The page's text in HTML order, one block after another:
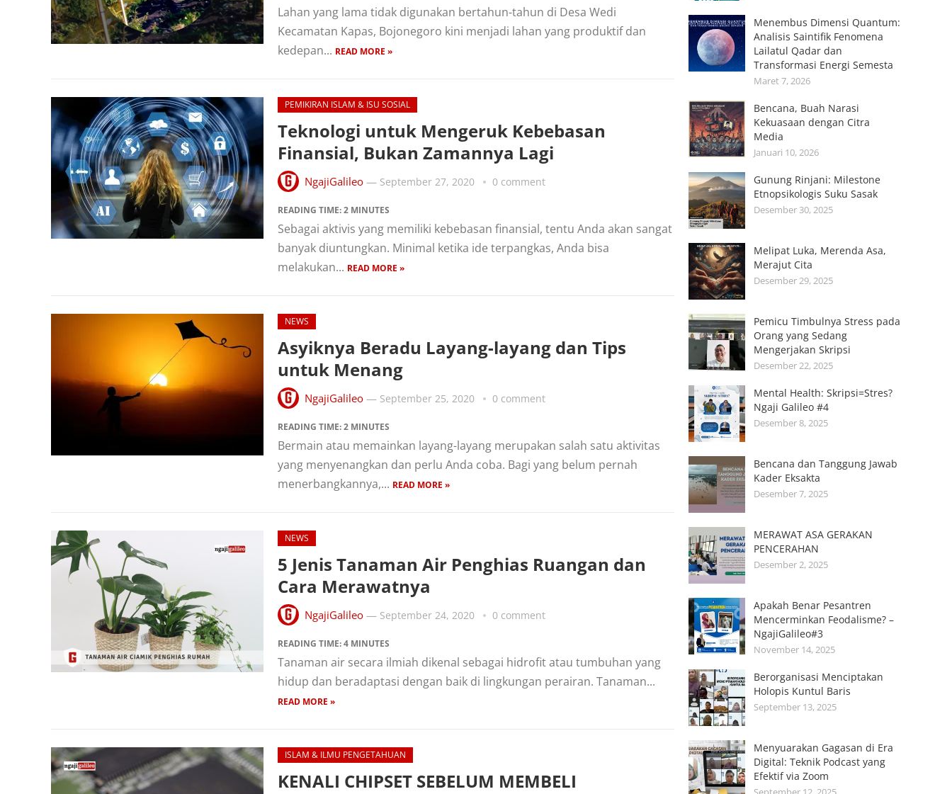
Lahan yang lama tidak digunakan bertahun-tahun di Desa Wedi
Kecamatan Kapas, Bojonegoro kini menjadi lahan yang produktif dan
kedepan... READ MORE »
PEMIKIRAN ISLAM & ISU SOSIAL
Teknologi untuk Mengeruk Kebebasan
Finansial, Bukan Zamannya Lagi
NgajiGalileo— September 27, 2020 0 comment
READING TIME:2 MINUTES
Sebagai aktivis yang memiliki kebebasan finansial, tentu Anda akan sangat
banyak diuntungkan. Minimal ketika ide terpangkas, Anda bisa
melakukan... READ MORE »
NEWS
Asyiknya Beradu Layang-layang dan Tips
untuk Menang
NgajiGalileo— September 25, 2020 0 comment
READING TIME:2 MINUTES
Bermain atau memainkan layang-layang merupakan salah satu aktivitas
yang menyenangkan dan perlu Anda coba. Bagi yang belum pernah
menerbangkannya,... READ MORE »
NEWS
5 Jenis Tanaman Air Penghias Ruangan dan
Cara Merawatnya
NgajiGalileo— September 24, 2020 0 comment
READING TIME:4 MINUTES
Tanaman air secara ilmiah dikenal sebagai hidrofit atau tumbuhan yang
hidup dan beradaptasi dengan baik di lingkungan perairan. Tanaman...
READ MORE »
ISLAM & ILMU PENGETAHUAN
KENALI CHIPSET SEBELUM MEMBELI
Menembus Dimensi Quantum:
Analisis Saintifik Fenomena
Lailatul Qadar dan
Transformasi Energi Semesta
Maret 7, 2026
Bencana, Buah Narasi
Kekuasaan dengan Citra
Media
Januari 10, 2026
Gunung Rinjani: Milestone
Etnopsikologis Suku Sasak
Desember 30, 2025
Melipat Luka, Merenda Asa,
Merajut Cita
Desember 29, 2025
Pemicu Timbulnya Stress pada
Orang yang Sedang
Mengerjakan Skripsi
Desember 22, 2025
Mental Health: Skripsi=Stres?
Ngaji Galileo #4
Desember 8, 2025
Bencana dan Tanggung Jawab
Kader Eksakta
Desember 7, 2025
MERAWAT ASA GERAKAN
PENCERAHAN
Desember 2, 2025
Apakah Benar Pesantren
Mencerminkan Feodalisme? –
NgajiGalileo#3
November 14, 2025
Berorganisasi Menciptakan
Holopis Kuntul Baris
September 13, 2025
Menyuarakan Gagasan di Era
Digital: Teknik Podcast yang
Efektif via Zoom